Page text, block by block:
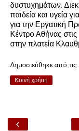
δυστυχημάτων.
παιδεία και υγεία
για την Εργατική
Κέντρο Αθήνας
στην πλατεία
Δημοσιεύθηκε από τις:
Κοινή χρήση
‹